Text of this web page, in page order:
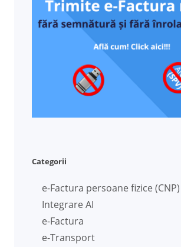
Categorii
e-Factura persoane fizice (CNP)
Integrare AI
e-Factura
e-Transport